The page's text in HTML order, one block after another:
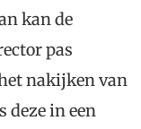
kan de
pas
nakijken van
deze in een